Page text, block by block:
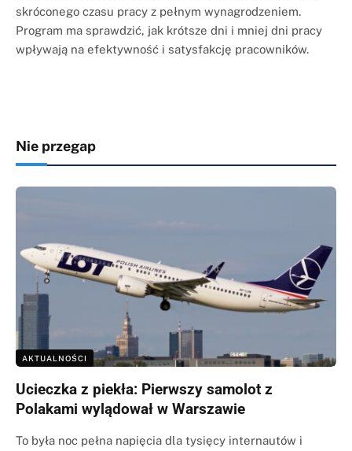
skróconego czasu pracy z pełnym wynagrodzeniem.
Program ma sprawdzić, jak krótsze dni i mniej dni pracy
wpływają na efektywność i satysfakcję pracowników.
Nie przegap
AKTUALNOŚCI
Ucieczka z piekła: Pierwszy samolot z
Polakami wylądował w Warszawie
To była noc pełna napięcia dla tysięcy internautów i